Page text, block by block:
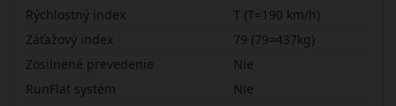
Rýchlostný index
T (T=190 km/h)
Záťažový index
79 (79=437kg)
Zosilnené prevedenie
Nie
RunFlat systém
Nie